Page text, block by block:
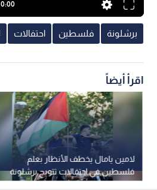
برشلونة فلسطين احتفالات
اقرأ أيضاً
لامين يامال يخطف الأنظار بعلم
فلسطين في احتفالات تتويج برشلونة
بـ "لا ليغا"